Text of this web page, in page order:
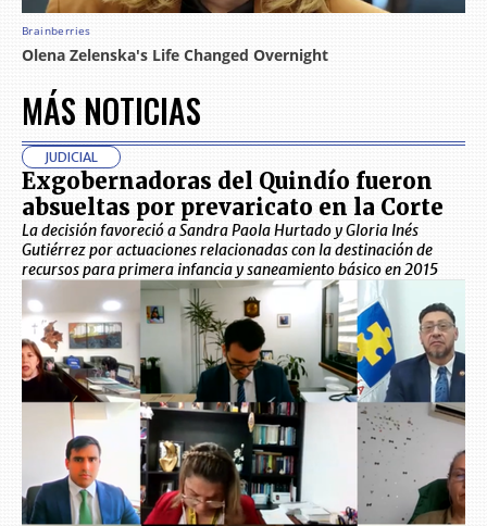
MÁS NOTICIAS
JUDICIAL
Exgobernadoras del Quindío fueron
absueltas por prevaricato en la Corte
La decisión favoreció a Sandra Paola Hurtado y Gloria Inés
Gutiérrez por actuaciones relacionadas con la destinación de
recursos para primera infancia y saneamiento básico en 2015